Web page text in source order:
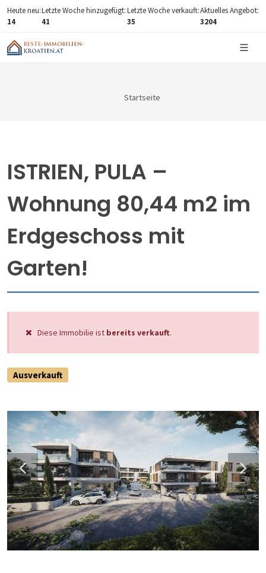
Heute neu:
14
Letzte Woche hinzugefügt:
41
Letzte Woche verkauft:
35
Aktuelles Angebot:
3204
Startseite
ISTRIEN, PULA –
Wohnung 80,44 m2 im
Erdgeschoss mit
Garten!
Diese Immobilie ist bereits verkauft.
Ausverkauft